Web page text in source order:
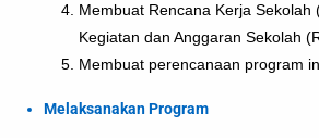
Membuat Rencana Kerja Sekolah
Kegiatan dan Anggaran Sekolah
Membuat perencanaan program
Melaksanakan Program